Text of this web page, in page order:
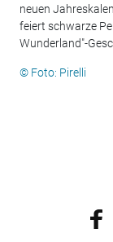
neuen
feiert schwarze
Wunderland"-
© Foto: Pirelli